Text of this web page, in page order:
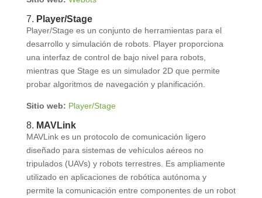
7. Player/Stage
Player/Stage es un conjunto de herramientas para el
desarrollo y simulación de robots. Player proporciona
una interfaz de control de bajo nivel para robots,
mientras que Stage es un simulador 2D que permite
probar algoritmos de navegación y planificación.
Sitio web: Player/Stage
8. MAVLink
MAVLink es un protocolo de comunicación ligero
diseñado para sistemas de vehículos aéreos no
tripulados (UAVs) y robots terrestres. Es ampliamente
utilizado en aplicaciones de robótica autónoma y
permite la comunicación entre componentes de un robot